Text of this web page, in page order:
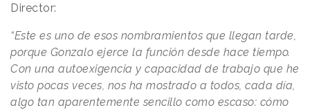
Director:
“Este es uno de esos nombramientos que llegan tarde,
porque Gonzalo ejerce la función desde hace tiempo.
Con una autoexigencia y capacidad de trabajo que he
visto pocas veces, nos ha mostrado a todos, cada día,
algo tan aparentemente sencillo como escaso: cómo